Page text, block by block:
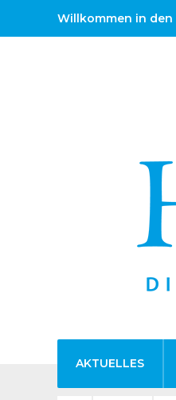
Willkommen in
AKTUELLES